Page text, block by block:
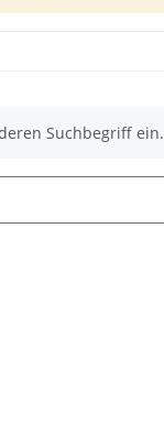
Suchbegriff ein.